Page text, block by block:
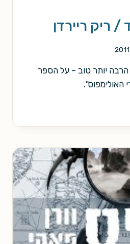
/ ריק ריירדן
הרבה יותר טוב – על הספר
האולימפוס".